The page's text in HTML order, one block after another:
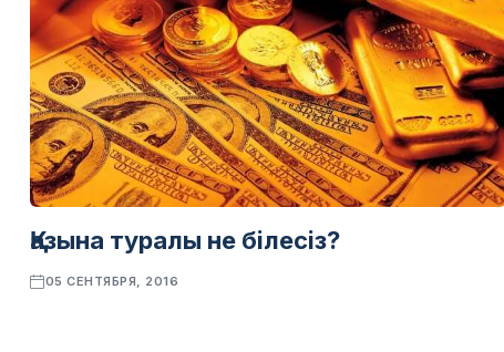
Қазына туралы не білесіз?
05 СЕНТЯБРЯ, 2016